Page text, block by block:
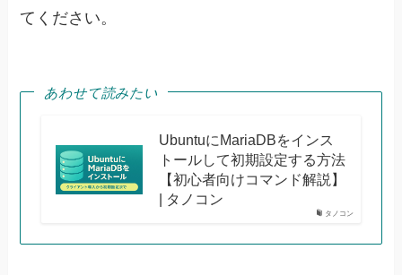
てください。
あわせて読みたい
タノコン
UbuntuにMariaDBをインス
トールして初期設定する方法
【初心者向けコマンド解説】
| タノコン